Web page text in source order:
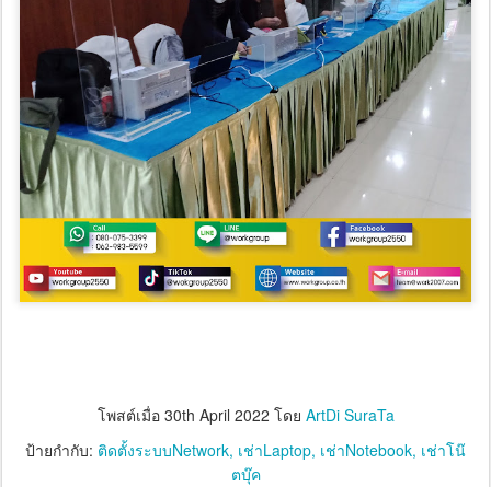
โพสต์เมื่อ 30th April 2022 โดย ArtDi SuraTa
ป้ายกำกับ: ติดตั้งระบบNetwork เช่าLaptop เช่าNotebook เช่าโน๊
ตบุ๊ค